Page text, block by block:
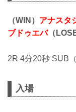
（WIN） アナスタ
ブドゥエバ（LOSE
2R 4分20秒 SUB
入場